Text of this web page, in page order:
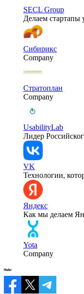
SECL Group
Делаем
Сибирикс
Company
Стратоплан
Company
UsabilityLab
Лидер
VK
Технологии,
Яндекс
Как мы делаем
Yota
Company